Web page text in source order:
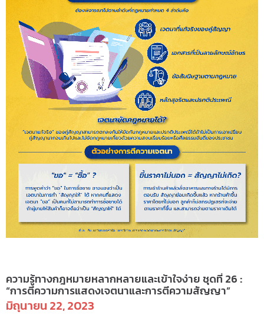
ความรู้ทางกฎหมายหลากหลายและเข้าใจง่าย ชุดที่ 26 :
“การตีความการแสดงเจตนาและการตีความสัญญา”
มิถุนายน 22, 2023